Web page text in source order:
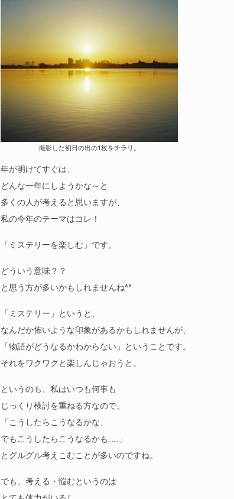
撮影した初日の出の1枚をチラリ。
年が明けてすぐは、
どんな一年にしようかな～と
多くの人が考えると思いますが、
私の今年のテーマはコレ！
「ミステリーを楽しむ」です。
どういう意味？？
と思う方が多いかもしれませんね^^
「ミステリー」というと、
なんだか怖いような印象があるかもしれませんが、
「物語がどうなるかわからない」ということです。
それをワクワクと楽しんじゃおうと。
というのも、私はいつも何事も
じっくり検討を重ねる方なので、
「こうしたらこうなるかな、
でもこうしたらこうなるかも……」
とグルグル考えこむことが多いのですね。
でも、考える・悩むというのは